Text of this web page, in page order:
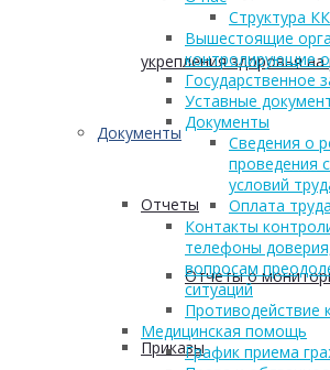
укрепления здоровья
Документы
Отчеты
Отчеты о
Приказы
Структура
Вышестоящие
контролирующие
Государственное
Уставные
Документы
Сведения о
проведения
условий
Оплата труда
Контакты
телефоны
вопросам
ситуаций
Противодействие
Медицинская помощь
График приема